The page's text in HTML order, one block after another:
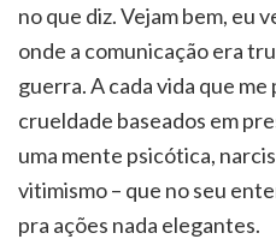
no que diz. Vejam bem, eu
onde a comunicação era
guerra. A cada vida que
crueldade baseados em
uma mente psicótica,
vitimismo – que no seu
pra ações nada elegantes.